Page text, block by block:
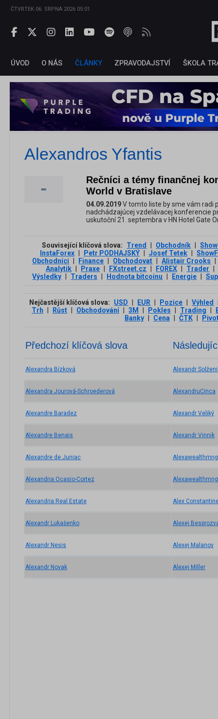
ČTVRTEK 06. SRPNA 2026 05:01
ÚVOD O NÁS ČLÁNKY ZPRAVODAJSTVÍ ŠKOLA
Alexandros Yfantis
Rečníci a témy finančnej
World v Bratislave
04.09.2019V tomto liste by sme vám radi
nadchádzajúcej vzdelávacej konferencie
uskutoční 21. septembra v HN Hotel Gate
Související klíčová slova: Trend Obchodník
InstaForex
Petr PODHAJSKÝ Josef Tetek
Obchodníci
Finance Obchodovat Alistair Crooks
Analytik
Praxe FXstreet.cz FOREX Trader
Výsledky
Traders Hodnota bitcoinu Energie
Nejčastější klíčová slova: USD EUR Pozice Výhled
Trh
Růst Obchodování 3М Pokles Trading
Banky
Cena ČTK
Předchozí klíčová slova
Alexandra Bízková
Alexandra Jourová-Schroederová
Alexandre Baradez
Alexandre Benais
Alexandre de Juniac
Alexandria Ocasio-Cortez
Alexandria Real Estate
Alexandr Lukašenko
Alexandr Nesis
Alexandr Novak
Alexandr
AlexandruCinca
Alexandr Veliký
Alexandr Vinnik
Alex
Alexej
Alexej Malanov
Alexej Miller